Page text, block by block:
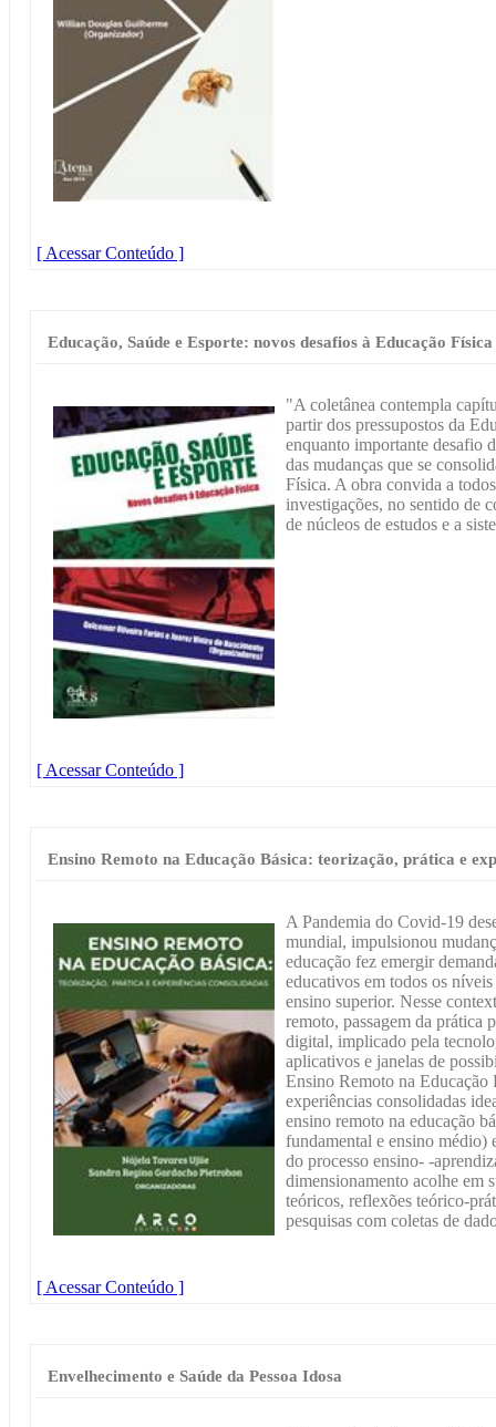
[ Acessar Conteúdo ]
Educação, Saúde e Esporte: novos desafios à Educação Física
"A coletânea contempla
partir dos pressupostos da
enquanto importante desafio
das mudanças que se
Física. A obra convida a
investigações, no sentido de
de núcleos de estudos e a
[ Acessar Conteúdo ]
Ensino Remoto na Educação Básica: teorização, prática e
A Pandemia do Covid-19
mundial, impulsionou
educação fez emergir
educativos em todos os
ensino superior. Nesse
remoto, passagem da prática
digital, implicado pela
aplicativos e janelas de
Ensino Remoto na Educação
experiências consolidadas
ensino remoto na educação
fundamental e ensino médio)
do processo ensino- -
dimensionamento acolhe em
teóricos, reflexões teórico-
pesquisas com coletas de
[ Acessar Conteúdo ]
Envelhecimento e Saúde da Pessoa Idosa